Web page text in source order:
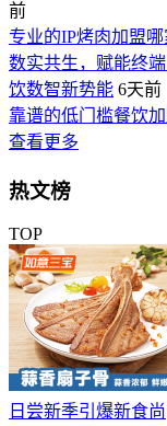
前
专业的IP烤肉加盟
数实共生，赋能终
饮数智新势能 6天前
靠谱的低门槛餐饮
查看更多
热文榜
TOP
日尝新季引爆新食尚